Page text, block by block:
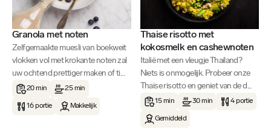
Granola met noten
Zelfgemaakte muesli van boekweit
vlokken vol met krokante noten zal
uw ochtend prettiger maken of ti...
20 min 25 min
16 portie Makkelijk
Thaise risotto met
kokosmelk en cashewnoten
Italië met een vleugje Thailand?
Niets is onmogelijk. Probeer onze
Thaise risotto en geniet van de d...
15 min 30 min 4 portie
Gemiddeld